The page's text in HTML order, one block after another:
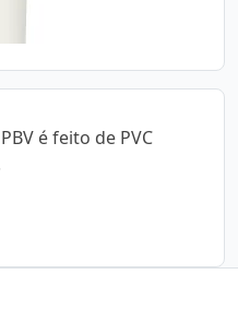
é feito de PVC